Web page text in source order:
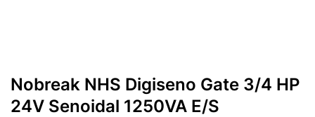
Nobreak NHS Digiseno Gate 3/4 HP
24V Senoidal 1250VA E/S